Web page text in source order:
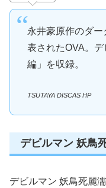
永井豪原作のダ
表されたOVA。
編」を収録。
TSUTAYA DISCAS HP
デビルマン 妖鳥
デビルマン 妖鳥死麗